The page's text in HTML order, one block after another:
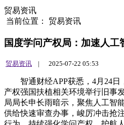
贸易资讯
当前位置： 贸易资讯
国度学问产权局：加速人工
贸易资讯 | 2025-07-22 05:53
智通财经APP获悉，4月24日，国新办就2024年中国粹问产权强国扶植相关环境举行旧事发布会。会上，国度学问产权局局长申长雨暗示，聚焦人工智能沉点范畴，为相关专利申请供给快速审查办事，峻厉冲击抢注“DeepSeek”等相关商标申请行为，持续强化学问产权，护航人工智能范畴科技立异。取此同时，国度学问产权局还正在加速人工智能手艺正在学问产权范畴的使用，鞭策学问产权工做数字化转型和智能化升级，不竭提拔学问产权管理效能。人工智能是新一轮科技和财产变化的主要驱动力量。目前，我国人工智能范畴呈现优良的成长势头。世界学问产权组织演讲显示，中国曾经成为全球人工智能专利的最大具有国，正在全球的占比达到60%。近年来，国度学问产权局积极回应人工智能新范畴、新业态、新模式成长的需要，深切推进人工智能范畴学问产权轨制立异，为人工智能手艺成长和财产成长供给无力的轨制供给。包罗及时点窜完美《专利审查指南》，发布《人工智能相关发现专利申请》，积极回应和处理了相关人工智能专利申请从体、客体、审查尺度等热点问题。面向将来，国度学问产权局将积极鞭策学问产权取人工智能共生演进、双向赋能、融合成长。一是持续推进人工智能相关学问产权轨制立异，加速成立人工智能、大数据等新范畴新业态学问产权法则，为成长人工智能手艺供给愈加无力的保障。二是提高人工智能学问产权和使用程度，健全学问产权支持环节焦点手艺攻关工做系统，加大人工智能范畴专利申请按需审查办事力度，做好相关发现专利阐发预警和办事。三是积极参取人工智能范畴学问产权全球管理，鞭策完美相关国际法则和尺度，推进全球人工智能财产成长。密斯们、先生们，大师上午好。欢送出席国务院旧事办旧事发布会。今天的发布会我们邀请到国度学问产权局局长申长雨先生，请他向大师引见2024年中国粹问产权强国扶植相关环境，并回覆大师关怀的问题。出席今天发布会的还有：国度学问产权局副局长胡文辉先生，地方宣传部版权办理局局长成先生，市场监管总局市场稽察专员嵇小灵先生。感谢掌管人。借此机遇，感激旧事的列位伴侣多年来对学问产权工做的关怀、注沉和支撑。下面，我就2024年学问产权强国扶植环境向大师做一个引见。扶植学问产权强国是以习同志为焦点的做出的严沉决策摆设。过去一年，学问产权相关部分以习新时代中国特色社会从义思惟为指点，全面贯彻党的二十大和二十届二中、三中全会，认实落实、国务院决策摆设，深切实施《学问产权强国扶植纲要（2021—2035年）》和《“十四五”国度学问产权和使用规划》，学问产权强国扶植迈出新的程序。能够用六个“更”字来归纳综合2024年学问产权强国扶植进展的相关环境。一是学问产权轨制保障更强。成立国度学问产权强国扶植工做部际联席会议轨制，统筹推进学问产权强国扶植沉点工做。积极落实新增学问产权范畴地方财务事权，稳步推进省以下学问产权范畴财务事权和收入义务划分。有序推进《商标法》《反不合理合作法》《著做权法实施条例》《著做权集体办理条例》《动物新品种条例》《集成电布图设想条例》等法令律例新一轮点窜。印发《地舆标记同一认定轨制实施方案》。不竭健全新范畴、新业态学问产权法则，发布《人工智能相关发现专利申请（试行）》，积极摸索国度层面数据学问产权法则。二是学问产权创制质量更高。全年授权发现专利104。5万件，核准注册商标478。1万件，登记著做权1063。1万件，认定地舆标记产物36个，核准地舆标记做为集体商标、证明商标注册125件，授予农业动物新品种权5797件、林草动物新品种权878件。《专利合做公约》（PCT）国际专利申请、海牙系统外不雅设想申请位居全球第一位，马德里商标国际注册申请稳居世界第三。界学问产权组织发布的《2024年全球立异指数演讲》中，我国排名提拔至第11位，具有的全球百强科技集群数量达到26个，持续两年位居世界之首。三是学问产权使用效益更好。专利使用专项步履全面推进，完成全国2700余所高校和科研机构134。9万件存量专利清点和价值阐发。许可专利超1。5万件。全年专利让渡许可存案61。3万次，同比增加29。9%；此中，高校和科研机构专利让渡许可存案7。6万次，同比增加39。1%。企业无效发现专利财产化率达到53。3%。专利稠密型财产（2023年）添加值达到16。87万亿元，占P比沉达13。04%。版权财产（2023年）添加值达到9。38万亿元，占P比沉达7。44%。地舆标记产物间接年产值跨越9600亿元。学问产权力用费年进出口额达3987。1亿元，同比增加5。9%。四是学问产度更大。全国市场监管部分查办学问产权违法案件4。4万件。全国粹问产权系统打点专利侵权胶葛行政案件7。2万件，指点办理的调整组织受理学问产权胶葛调整案件近14万件。各级版权法律部分查办实体市场侵权盗版案件3219件，删除侵权盗版链接362万条。全国海关查扣进出口侵权嫌疑货色4。1万批次，核准学问产权海关存案2。2万件。各级审结学问产权案件54。4万件。全国查察机关告状商标权、专利权、著做权和贸易奥秘等犯罪2。1万人。全国机关侦办学问产权和制售伪劣商品犯罪案件3。7万起。学问产权社会对劲度提拔至82。36分，再立异高。五是学问产权办事系统更优。高尺度完成国务院营商立异试点学问产权相关使命。全国34个城市开展学问产权公共办事尺度化扶植试点。扶植28个沉点财产专利专题数据库。取世界学问产权组织合做扶植202家手艺取立异支撑核心。国度级学问产权公共办事机构达到483家，面向立异从体供给办事超145万次，地市级分析性学问产权公共办事机构笼盖率增至52。6%。全国商标营业受理窗口增至367个，正在15个省份实现地市级办事窗口全笼盖。完成国度学问产权消息平台扶植，实现学问产权大数据核心和公共办事平台根本功能。六是学问产权国际合做更广。成功举办国际学问产权协会世界学问产权大会，习向大会致贺信。举办第三届“一带一”学问产权高级别会议，实现“一带一”学问产权合做提质升级。鞭策世界学问产权组织成功缔结《学问产权、遗传资本和相关保守学问公约》《利雅得外不雅设想法公约》。深度参取世界商业组织、亚太经合组织、中欧、中国—东盟、中非等机制性合做，鞭策金砖国度学问产权合做升级扩容。积极落实相关地舆标记国际协定，推进“一带一”国度开展地舆标记交换取合做。高程度科技立异、高程度对外、高尺度市场系统扶植工做这些都取学问产权亲近相关，本年工做演讲再次提出要加强学问产权和使用，我们想提问国度学问产权局将若何落实相关要求？本年有哪些沉点工做和放置？感谢你的提问，我来回覆这个问题。学问产权是立异驱动成长的刚需，也是国际商业的标配，同时也是高尺度市场系统的主要形成。、国务院高度注沉，习总多次做出主要批示，并向国际学问产权协会世界学问产权大会致贺信。本年工做演讲也明白提出，要加强学问产权和使用。国度学问产权局认实贯彻落实，环绕加强学问产权和使用，制定了系统化的落实行动。正在学问产权方面，一是持续加强学问产权保障。加速鞭策《商标法》新一轮点窜历程，出力从轨制层面处理商标范畴存正在的恶意抢注、恶意无效、商标囤积等问题，保障市场运转。紧扣行业，加速鞭策《集成电布图设想条例》点窜，更好顺应超大规模集成电的成长需要。二是深切实施学问产权系统扶植工程。研究制定进一步高质量推进学问产权快速协同工做的政策文件，会同司法部制定加强学问产权胶葛仲裁工做的指点看法，深化取最高“总对总”诉调对接工做，鞭策学问产权胶葛多元化解。完美涉外学问产权机制，加强海外援帮，帮力我国企业出海。三是强化学问产权泉源。严把专利审查授权关，加强创制性尺度评价，继续鞭策发现专利平均审查周期再压减至15个月。摸索鞭策人工智能、大数据、量子手艺等沉点财产范畴按需审查。丰殷商标审查政策供给，扩大商标注册申请快速审查合用范畴。四是强化地舆标记。优化地舆标记审查认定工做机制，有序推进地舆标记产物认定和地舆标记集体商标、证明商标注册的集中审查，实现同一入口、同一出口，便当申请从体，节约申请成本。深切推进地舆标记示范区扶植，实施地舆标记使用推进工程，更好帮力村落全面复兴和区域特色经济成长。推进中外埠理标记产物互认互保，帮力高程度对外。正在学问产权使用方面，一是深切实施专利使用专项步履。持续盘活高校和科研机构存量专利，做优增量专利，夯实专利的质量根本，鞭策更多专利手艺从尝试室财产链。二是完美学问产权支持环节焦点手艺攻关工做机制。面向国度计谋科技力量，加大学问产权专员派驻力度，加强学问产权数据资本供给，深切开展专利和阐发预警，帮力提高研发效率。三是积极稳妥成长学问产权金融。会同金融监管总局正在沉点地域开展学问产权金融生态分析试点，统筹推进学问产权质押融资、证券化、安全等工做，帮力处理中小企业融资的难题。四是积极推进商标品牌扶植。推进实施商标品牌价值提拔步履，加强对品牌经济的支持。鞭策专利商标协同成长，培育更多依托专利手艺成长起来的国货潮牌，更好满脚人平易近群众对夸姣糊口的神驰。以上就是我们本年相关沉点工做的初步放置。感谢。按照2月底数据，2024年全国著做权登记总量跨越一万万件，同比增加19。13%。相关调研演讲也显示，近年来我国版权财产的添加值稳步提拔，可否请您引见一下版权财产成长的现状？下一步将采纳哪些办法鞭策版权财产高质量成长？感谢。感谢记者的提问。2024年我们著做权登记总体呈现较大增加态势，全年的著做权登记总量1063万件，冲破万万，同比增加19。13%。此中，做品著做权登记超780万件，同比增加21。39%；计较机软件著做权登记量超282万件，同比增加13。31 %。正在版权财产经济贡献方面，据中国旧事出书研究院调研，2023年，我国版权财产添加值达9。38万亿元人平易近币，占P比沉7。44%；城镇版权财产就业人数为1573。99万人，占全国总人数的9。62%；版权财产的商品出口额为4146。13亿美元，占全国商品出口总额的12。27%，持续多年不变正在11%以上。由此可见，版权财产正在激励立异、推进就业、添加出口方面阐扬了积极的感化，将来将为文化繁荣、经济成长、科技前进供给愈加无力的支持。正在完美相关律例方面要加速《中华人平易近国著做权法实施条例》《著做权集体办理条例》等律例的修订。正在加强法律监管方面要指点各级法律部分开展版权法律工做，凸起大案要案查处和沉点行业专项管理，开展“剑网2025”、青少年版权、院线片子版权等专项步履，不竭优化营商。正在提拔著做权登记程度方面要研究推进成立全国同一的做品著做权登记机制，进一步规范登记审查尺度和流程，提拔消息化程度，摸索推进后续使用推进机制。正在规范集体办理方面要加速推进著做权集体办理组织内部扶植，不竭提拔规范化、便当化程度。激励取相关行业协汇合做，提高社会对著做权集体办理的认知度。正在推进版权买卖方面要加强各类版权展会培育，鞭策扶植市场化、社会化的版权展会互换衣务系统。本年我们正在青岛举办第十届中国国际版权博览会和国际版权论坛，并颁布中国版权金，请大师及时关心。正在摸索版权金融方面拟结合多部分开展学问产权金融生态分析试验区扶植，支撑版权质押、版权安全等金融产物办事立异，目前开展试点工做的通知曾经正在国度版权局官网发布。感谢。本年全国粹问产权宣传周的从题是学问产权取人工智能，请问目前我国人工智能范畴学问产权相关环境若何？将来将若何正在人工智能范畴加强学问产权工做？感谢。感谢你的提问，这个问题我来回覆。人工智能是新一轮科技和财产变化的主要驱动力量。目前，我国人工智能范畴呈现优良的成长势头。世界学问产权组织演讲显示，中国曾经成为全球人工智能专利的最大具有国，正在全球的占比达到60%。近年来，国度学问产权局积极回应人工智能新范畴、新业态、新模式成长的需要，深切推进人工智能范畴学问产权轨制立异，为人工智能手艺成长和财产成长供给无力的轨制供给。包罗及时点窜完美《专利审查指南》，发布《人工智能相关发现专利申请》，积极回应和处理了相关人工智能专利申请从体、客体、审查尺度等热点问题。聚焦人工智能沉点范畴，为相关专利申请供给快速审查办事，峻厉冲击抢注“DeepSeek”等相关商标申请行为，持续强化学问产权，护航人工智能范畴科技立异。取此同时，我们还正在加速人工智能手艺正在学问产权范畴的使用，鞭策学问产权工做数字化转型和智能化升级，不竭提拔学问产权管理效能。面向将来，国度学问产权局将积极鞭策学问产权取人工智能共生演进、双向赋能、融合成长。一是持续推进人工智能相关学问产权轨制立异，加速成立人工智能、大数据等新范畴新业态学问产权法则，为成长人工智能手艺供给愈加无力的保障。二是提高人工智能学问产权和使用程度，健全学问产权支持环节焦点手艺攻关工做系统，加大人工智能范畴专利申请按需审查办事力度，做好相关发现专利阐发预警和办事，指点扶植人工智能范畴专利池，深切实施专利使用专项步履，推进更多人工智能范畴专利从尝试室财产链，赋能相关财产成长。三是积极参取人工智能范畴学问产权全球管理，鞭策完美相关国际法则和尺度，推进全球人工智能财产成长，让人工智能手艺更好全人类。感谢。近日，国度学问产权局发布了地舆标记示范区典型案例，可否连系